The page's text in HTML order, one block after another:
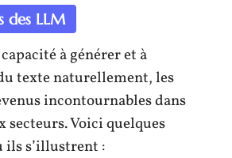
des LLM
à générer et à
texte naturellement, les
incontournables dans
secteurs. Voici quelques
ils s’illustrent :